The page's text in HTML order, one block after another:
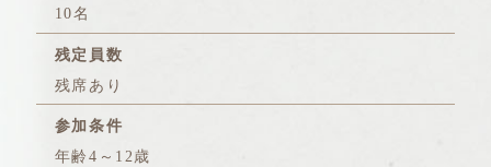
10名
残定員数
残席あり
参加条件
年齢4～12歳